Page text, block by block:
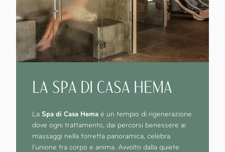
LA SPA DI CASA HEMA
La Spa di Casa Hema è un tempio di rigenerazione
dove ogni trattamento, dai percorsi benessere ai
massaggi nella torretta panoramica, celebra
l’unione tra corpo e anima. Avvolto dalla quiete